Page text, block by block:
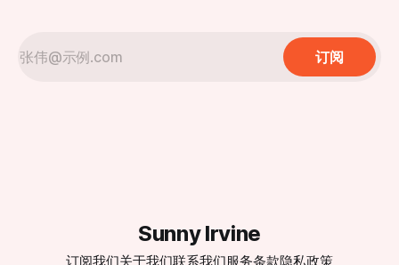
订阅
Sunny Irvine
订阅我们关于我们联系我们服务条款隐私政策